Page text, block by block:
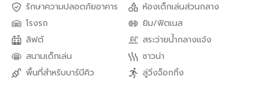
PropNex Real Estate
โทร : 0825496669 , 0625599966
ID Line : 0825496669 , 0625599966
Email : Propnexrealestateagency@gmail.com
รักษาความปลอดภัยอาคาร
ห้องเด็กเล่นส่วนกลาง
โรงรถ
ยิม/ฟิตเนส
ลิฟต์
สระว่ายน้ำกลางแจ้ง
สนามเด็กเล่น
ซาวน่า
พื้นที่สำหรับบาร์บีคิว
ลู่วิ่งจ็อกกิ้ง